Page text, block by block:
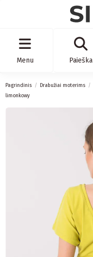
Menu Paieška
Pagrindinis Drabužiai moterims
limonkowy